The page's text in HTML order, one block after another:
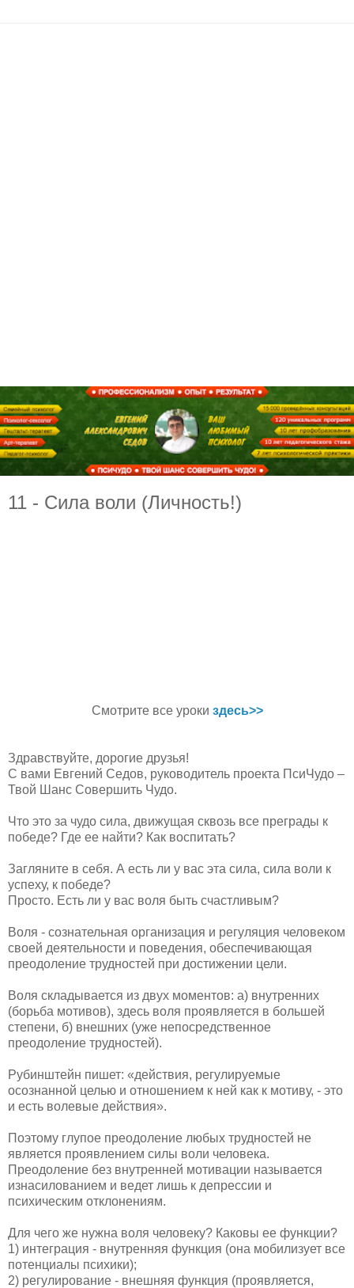
11 - Сила воли (Личность!)
Смотрите все уроки здесь>>
Здравствуйте, дорогие друзья!
С вами Евгений Седов, руководитель проекта ПсиЧудо –
Твой Шанс Совершить Чудо.
Что это за чудо сила, движущая сквозь все преграды к
победе? Где ее найти? Как воспитать?
Загляните в себя. А есть ли у вас эта сила, сила воли к
успеху, к победе?
Просто. Есть ли у вас воля быть счастливым?
Воля - сознательная организация и регуляция человеком
своей деятельности и поведения, обеспечивающая
преодоление трудностей при достижении цели.
Воля складывается из двух моментов: а) внутренних
(борьба мотивов), здесь воля проявляется в большей
степени, б) внешних (уже непосредственное
преодоление трудностей).
Рубинштейн пишет: «действия, регулируемые
осознанной целью и отношением к ней как к мотиву, - это
и есть волевые действия».
Поэтому глупое преодоление любых трудностей не
является проявлением силы воли человека.
Преодоление без внутренней мотивации называется
изнасилованием и ведет лишь к депрессии и
психическим отклонениям.
Для чего же нужна воля человеку? Каковы ее функции?
1) интеграция - внутренняя функция (она мобилизует все
потенциалы психики);
2) регулирование - внешняя функция (проявляется,